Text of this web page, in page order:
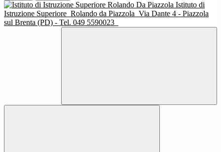
Istituto di
Istruzione Superiore Rolando da Piazzola Via Dante 4 - Piazzola
sul Brenta (PD) - Tel. 049 5590023